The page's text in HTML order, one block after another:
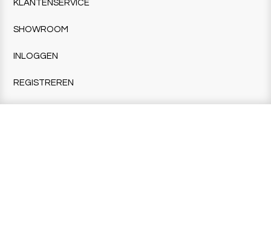
KLANTENSERVICE
SHOWROOM
INLOGGEN
REGISTREREN